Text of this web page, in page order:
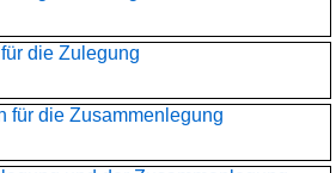
die Zulegung
für die Zusammenlegung